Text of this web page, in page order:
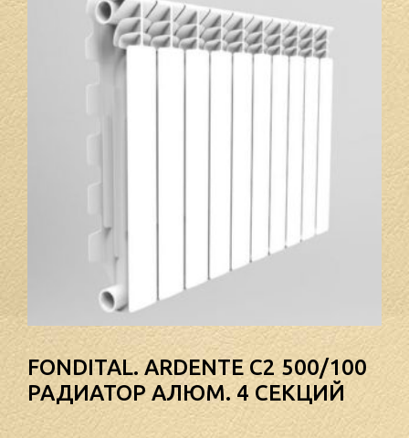
FONDITAL. ARDENTE C2 500/100
РАДИАТОР АЛЮМ. 4 СЕКЦИЙ